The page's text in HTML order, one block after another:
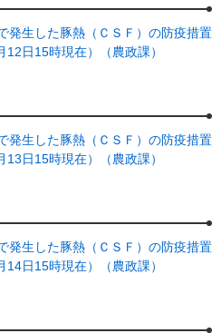
発生した豚熱（ＣＳＦ）の防疫措置
日15時現在）（農政課）
発生した豚熱（ＣＳＦ）の防疫措置
日15時現在）（農政課）
発生した豚熱（ＣＳＦ）の防疫措置
日15時現在）（農政課）